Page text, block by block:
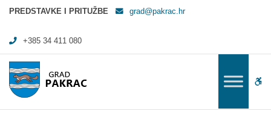
Arhiva Udruge - Grad Pakrac
PREDSTAVKE I PRITUŽBE grad@pakrac.hr
+385 34 411 080